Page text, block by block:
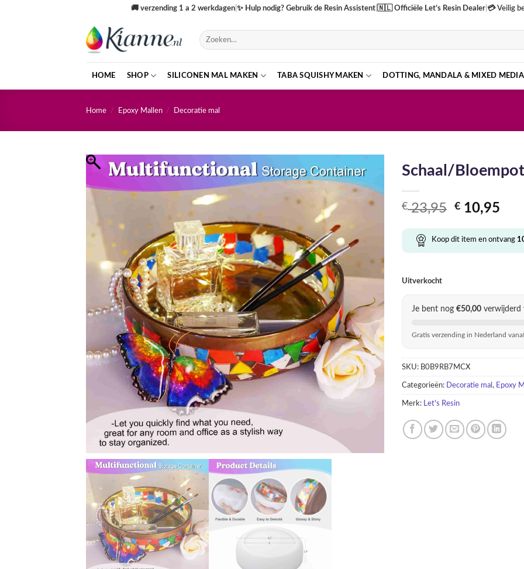
🚚verzending 1 a 2 werkdagen| ✨Hulp nodig? Gebruik de Resin Assistent| 🇳🇱Officiële Let’s Resin Dealer| 💳 Veilig
Zoeken
naar:
HOME SHOP SILICONEN MAL MAKEN TABA SQUISHY MAKEN DOTTING, MANDALA & MIXED MEDIA
Home / Epoxy Mallen / Decoratie mal
Schaal/
€23,95
was:
€ 23,95.
€ 10,95
is:
€
Koop dit item en ontvang
Uitverkocht
Je bent nog €50,00 verwijderd
Gratis verzending in Nederland
SKU: B0B9RB7MCX
Categorieën: Decoratie mal , Epoxy
Merk: Let's Resin